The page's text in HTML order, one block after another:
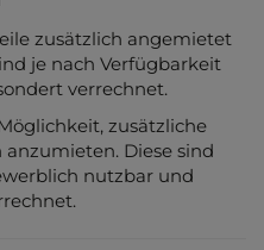
zusätzlich angemietet
je nach Verfügbarkeit
verrechnet.
zusätzliche
Diese sind
nutzbar und